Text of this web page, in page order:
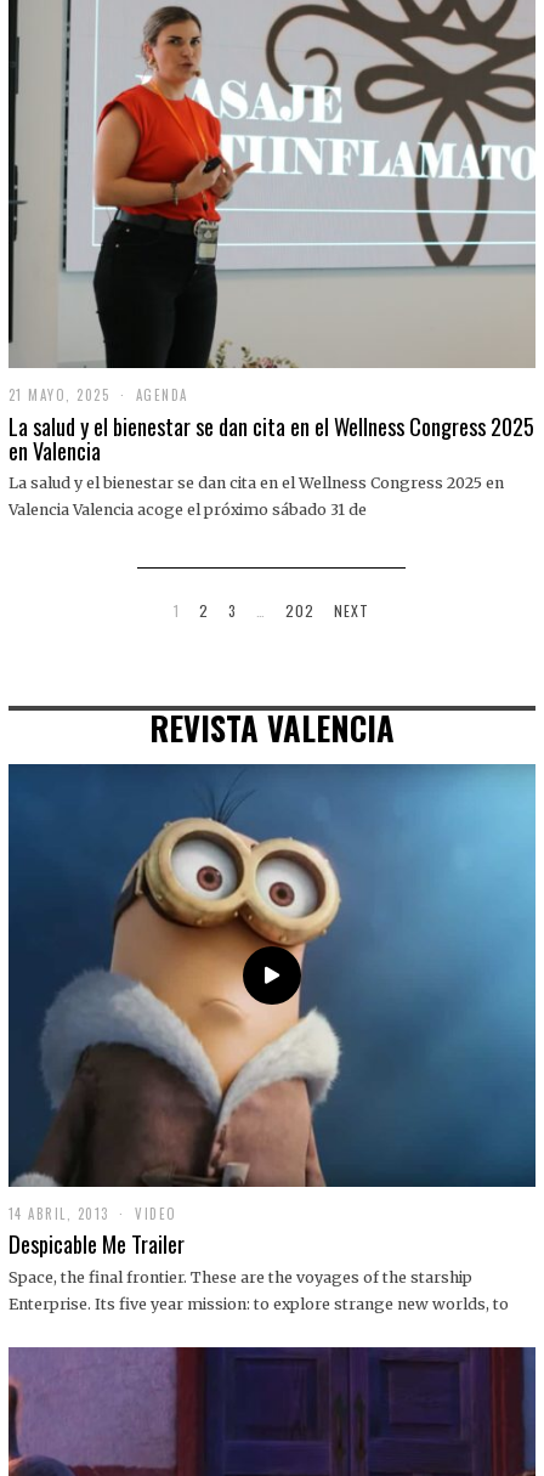
21 MAYO, 2025
1
M
O
,
AGENDA
La salud y el bienestar se dan cita en el Wellness Congress 2025
en Valencia
La salud y el bienestar se dan cita en el Wellness Congress 2025 en
Valencia Valencia acoge el próximo sábado 31 de
1 2 3 202 NEXT
REVISTA VALENCIA
14 ABRIL, 2013
9
D
C
I
1
VIDEO
Despicable Me Trailer
Space, the final frontier. These are the voyages of the starship
Enterprise. Its five year mission: to explore strange new worlds, to